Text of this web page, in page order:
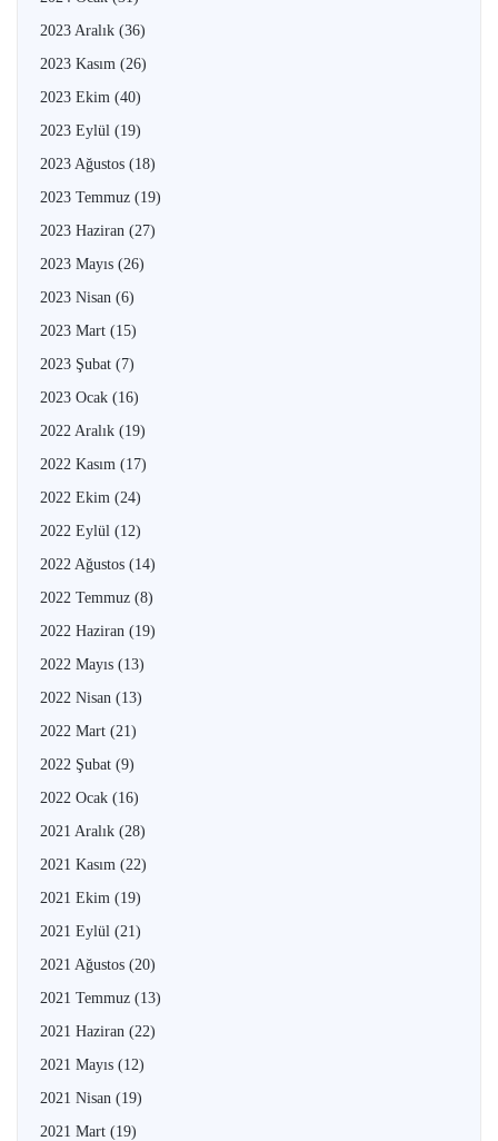
2023 Aralık (36)
2023 Kasım (26)
2023 Ekim (40)
2023 Eylül (19)
2023 Ağustos (18)
2023 Temmuz (19)
2023 Haziran (27)
2023 Mayıs (26)
2023 Nisan (6)
2023 Mart (15)
2023 Şubat (7)
2023 Ocak (16)
2022 Aralık (19)
2022 Kasım (17)
2022 Ekim (24)
2022 Eylül (12)
2022 Ağustos (14)
2022 Temmuz (8)
2022 Haziran (19)
2022 Mayıs (13)
2022 Nisan (13)
2022 Mart (21)
2022 Şubat (9)
2022 Ocak (16)
2021 Aralık (28)
2021 Kasım (22)
2021 Ekim (19)
2021 Eylül (21)
2021 Ağustos (20)
2021 Temmuz (13)
2021 Haziran (22)
2021 Mayıs (12)
2021 Nisan (19)
2021 Mart (19)